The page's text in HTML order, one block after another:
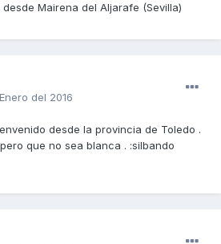
Mairena del Aljarafe (Sevilla)
del 2016
desde la provincia de Toledo .
que no sea blanca . :silbando